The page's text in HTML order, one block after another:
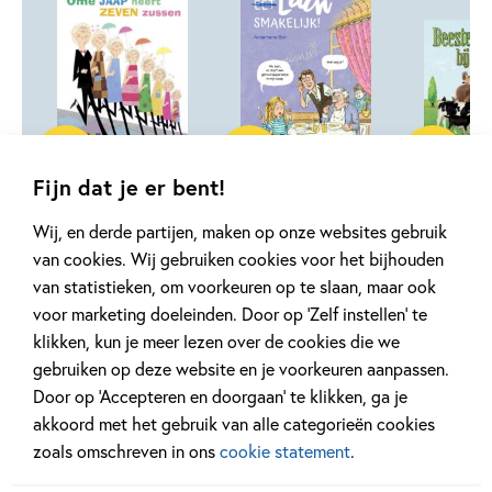
Fijn dat je er bent!
Wij, en derde partijen, maken op onze websites gebruik
van cookies. Wij gebruiken cookies voor het bijhouden
van statistieken, om voorkeuren op te slaan, maar ook
voor marketing doeleinden. Door op ‘Zelf instellen’ te
klikken, kun je meer lezen over de cookies die we
gebruiken op deze website en je voorkeuren aanpassen.
Door op ‘Accepteren en doorgaan’ te klikken, ga je
akkoord met het gebruik van alle categorieën cookies
zoals omschreven in onscookie statement.
Leesserie
Estafette – Ome
Jaap heeft zeven
zussen
Bette Westera, Jeska
Verstegen
Estafette – Lach
smakelijk!
Annemarie Bon, Andrea
Kruis
de boer
Zanden,